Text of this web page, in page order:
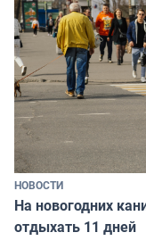
НОВОСТИ
На новогодних
отдыхать 11 дней